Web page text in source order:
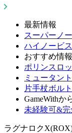
最新情報
スーパーノ
ハイノービス
おすすめ情報
ポリンスロ
ミュータン
片手杖ボル
GameWithか
未経験可&完
ラグナロク